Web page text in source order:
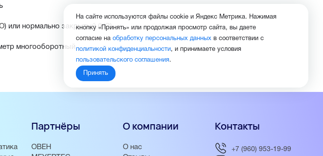
) или нормально закрытый (НЗ)
многооборотный
Партнёры
ОВЕН
О компании
О нас
Контакты
+7 (960) 953-19-99
На сайте используются файлы cookie и Яндекс Метрика. Нажимая
кнопку «Принять» или продолжая просмотр сайта, вы даете
согласие на обработку персональных данных в соответствии с
политикой конфиденциальности, и принимаете условия
пользовательского соглашения.
Принять